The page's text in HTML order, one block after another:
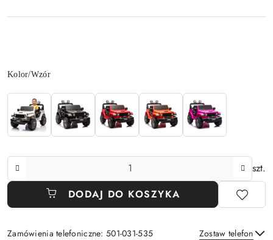
Wariant
Kolor/Wzór
szt.
DODAJ DO KOSZYKA
Zamówienia telefoniczne: 501-031-535 Zostaw telefon